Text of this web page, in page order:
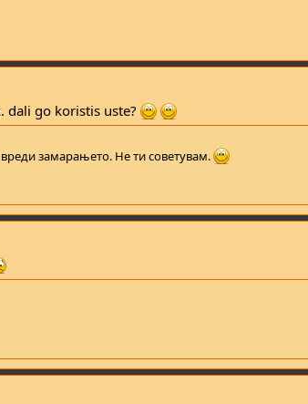
dali go koristis uste?
замарањето. Не ти советувам.